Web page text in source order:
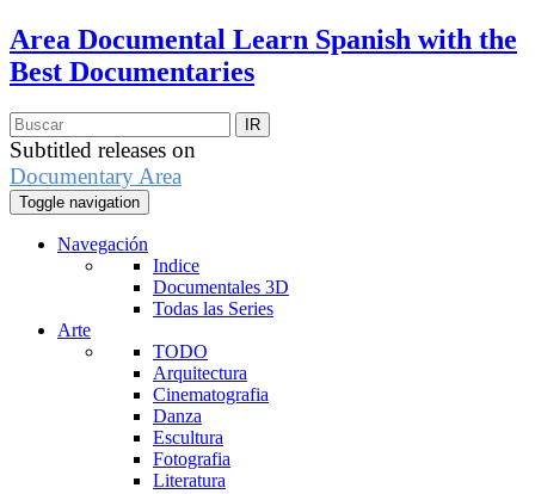
Area Documental Learn Spanish with the
Best Documentaries
Subtitled releases on
Documentary Area
Toggle navigation
Navegación
Indice
Documentales 3D
Todas las Series
Arte
TODO
Arquitectura
Cinematografia
Danza
Escultura
Fotografia
Literatura